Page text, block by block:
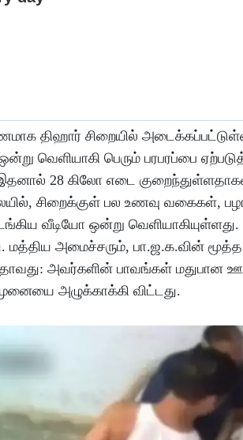
திஹார் சிறையில்
வெளியாகி பெரும் பரபரப்பை
28 கிலோ எடை
சிறைக்குள் பல உணவு வகைகள்,
வீடியோ ஒன்று
மத்திய அமைச்சரும், பா.ஜ.க.வின்
அவர்களின் பாவங்கள் மதுபான
அழுக்காக்கி விட்டது.